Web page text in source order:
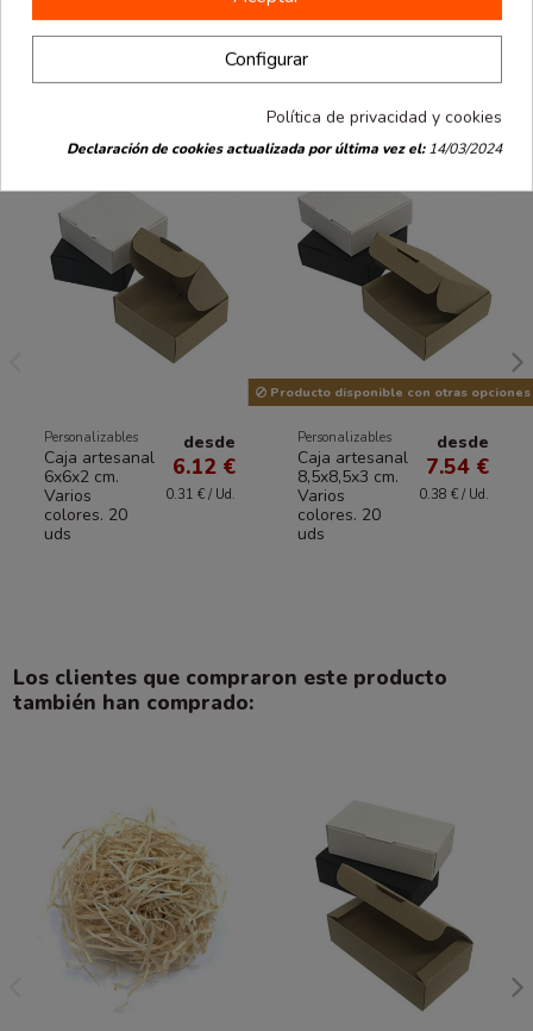
También podría interesarle
Personalizables
Caja artesanal
6x6x2 cm.
Varios
colores. 20
uds
desde
6.12 €
0.31 € / Ud.
Producto disponible con otras opciones
Personalizables
Caja artesanal
8,5x8,5x3 cm.
Varios
colores. 20
uds
desde
7.54 €
0.38 € / Ud.
Los clientes que compraron este producto
también han comprado:
Configurar
Política de privacidad y cookies
Declaración de cookies actualizada por última vez el:14/03/2024